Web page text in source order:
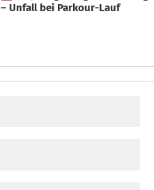
– Unfall bei Parkour-Lauf